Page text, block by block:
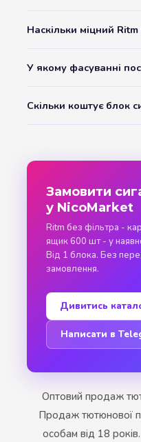
Наскільки міцний
У якому фасуванні
Скільки коштує блок
Замовити
у NicoMarket
Ritm без фільтра -
ящик 600 шт - у
Від 1 блока. Без
замовлення.
Дивитись
Написати в
Оптовий продаж
Продаж тютюнової
особам від 18